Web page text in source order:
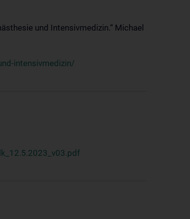
und Intensivmedizin.“ Michael
intensivmedizin/